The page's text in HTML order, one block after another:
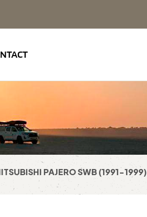
PAJERO SWB (1991-1999)